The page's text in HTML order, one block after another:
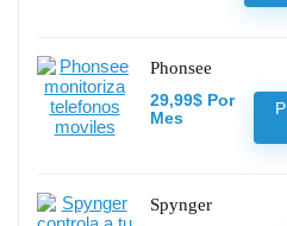
Phonsee
29,99$ Por
Mes
Spynger